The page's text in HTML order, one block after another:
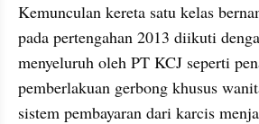
Kemunculan kereta satu kelas
pada pertengahan 2013 diikuti
menyeluruh oleh PT KCJ seperti
pemberlakuan gerbong khusus
sistem pembayaran dari karcis